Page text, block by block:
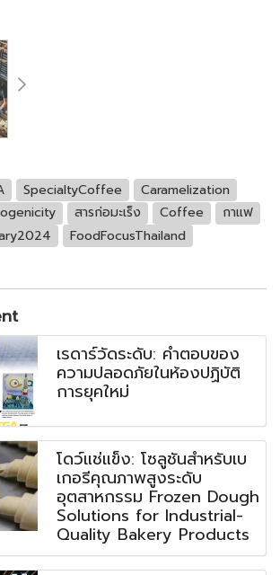
SpecialtyCoffee
Caramelization
สารก่อมะเร็ง Coffee
กาแฟ
FoodFocusThailand
เรดาร์วัดระดับ: คำตอบของ
ความปลอดภัยในห้องปฏิบัติ
การยุคใหม่
โดว์แช่แข็ง: โซลูชันสำหรับเบ
เกอรีคุณภาพสูงระดับ
อุตสาหกรรม Frozen Dough
Solutions for Industrial-
Quality Bakery Products